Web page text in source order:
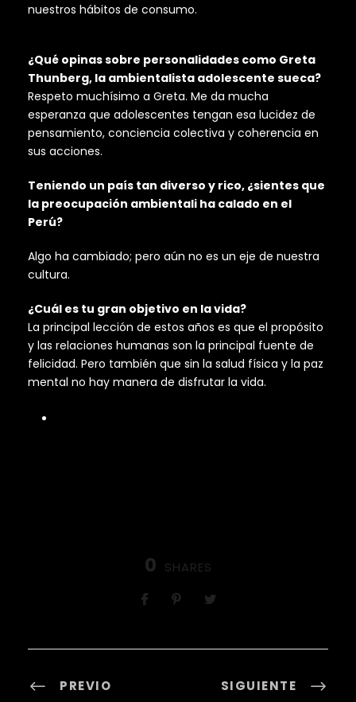
nuestros hábitos de consumo.
¿Qué opinas sobre personalidades como Greta
Thunberg, la ambientalista adolescente sueca?
Respeto muchísimo a Greta. Me da mucha
esperanza que adolescentes tengan esa lucidez de
pensamiento, conciencia colectiva y coherencia en
sus acciones.
Teniendo un país tan diverso y rico, ¿sientes que
la preocupación ambientali ha calado en el
Perú?
Algo ha cambiado; pero aún no es un eje de nuestra
cultura.
¿Cuál es tu gran objetivo en la vida?
La principal lección de estos años es que el propósito
y las relaciones humanas son la principal fuente de
felicidad. Pero también que sin la salud física y la paz
mental no hay manera de disfrutar la vida.
0 SHARES
PREVIO SIGUIENTE